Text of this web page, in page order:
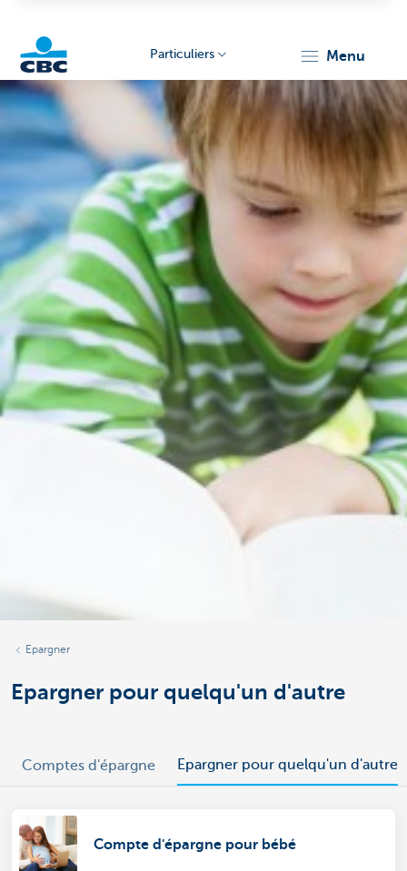
Particulieren
Particuliers menu
Epargner
Epargner pour quelqu'un d'autre
Comptes d'épargne Epargner pour quelqu'un d'autre
Compte d'épargne pour bébé